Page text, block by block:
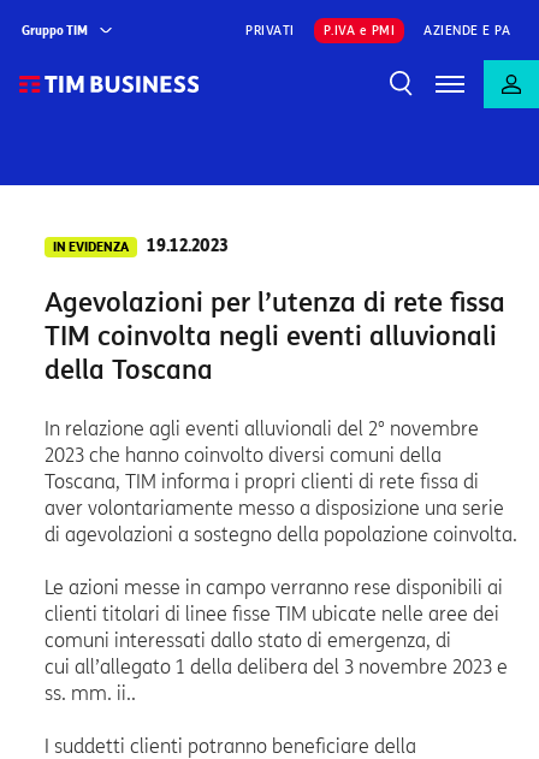
Gruppo TIM PRIVATI P.IVA e PMI AZIENDE E PA
IN EVIDENZA 19.12.2023
Agevolazioni per l’utenza di rete fissa
TIM coinvolta negli eventi alluvionali
della Toscana
In relazione agli eventi alluvionali del 2° novembre
2023 che hanno coinvolto diversi comuni della
Toscana, TIM informa i propri clienti di rete fissa di
aver volontariamente messo a disposizione una serie
di agevolazioni a sostegno della popolazione coinvolta.
Le azioni messe in campo verranno rese disponibili ai
clienti titolari di linee fisse TIM ubicate nelle aree dei
comuni interessati dallo stato di emergenza, di
cui all’allegato 1 della delibera del 3 novembre 2023 e
ss. mm. ii..
I suddetti clienti potranno beneficiare della